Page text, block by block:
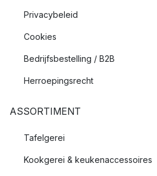
Privacybeleid
Cookies
Bedrijfsbestelling / B2B
Herroepingsrecht
ASSORTIMENT
Tafelgerei
Kookgerei & keukenaccessoires